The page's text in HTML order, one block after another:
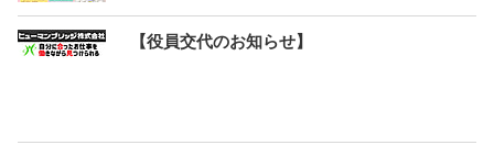
【役員交代のお知らせ】